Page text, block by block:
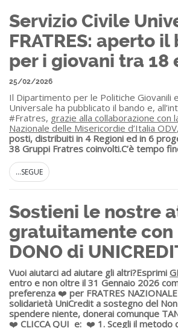
Servizio Civile
FRATRES: aperto
per i giovani tra 18
25/02/2026
Il Dipartimento per le Politiche Giovanili
Universale ha pubblicato il bando e,
#Fratres, grazie alla collaborazione con
Nazionale delle Misericordie d’Italia ODV
posti, distribuiti in 4 Regioni ed in 6
38 Gruppi Fratres coinvolti.C’è tempo
...SEGUE
Sostieni le nostre
gratuitamente con
DONO di
Vuoi aiutarci ad aiutare gli altri?Esprimi
entro e non oltre il 31 Gennaio 2026
preferenza ❤️ per FRATRES
solidarietà UniCredit a sostegno del
spendere niente, donerai comunque
❤️ CLICCA QUI e: ❤️ 1. Scegli il metodo